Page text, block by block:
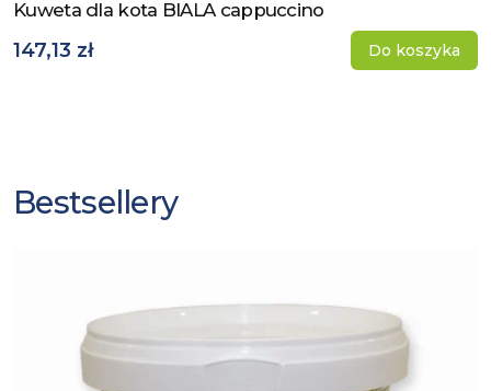
Zobacz produkt
Kuweta dla kota BIALA cappuccino
147,13 zł Do koszyka
Bestsellery